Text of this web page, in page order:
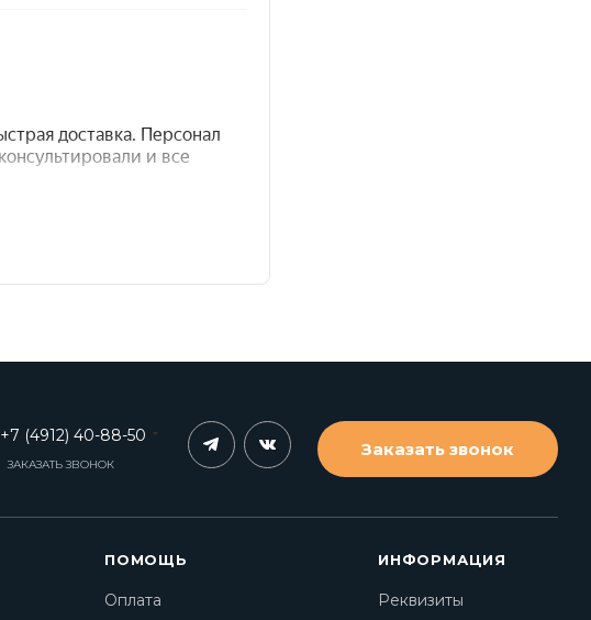
+7 (4912) 40-88-50
ЗАКАЗАТЬ ЗВОНОК
Заказать звонок
ПОМОЩЬ
Оплата
ИНФОРМАЦИЯ
Реквизиты